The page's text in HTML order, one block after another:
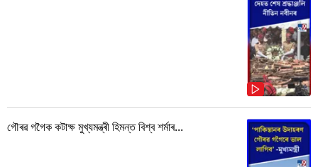
গৌৰৱ গগৈক কটাক্ষ মুখ্যমন্ত্ৰী হিমন্ত বিশ্ব শৰ্মাৰ...